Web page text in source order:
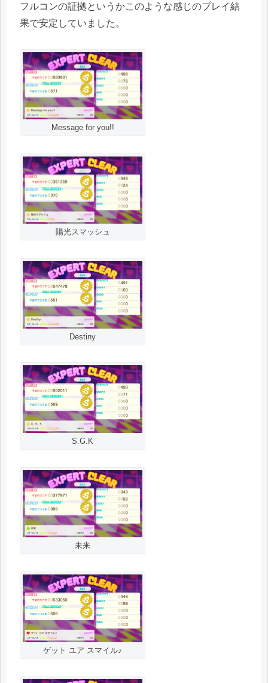
フルコンの証拠というかこのような感じのプレイ結
果で安定していました。
Message for you!!
陽光スマッシュ
Destiny
S.G.K
未来
ゲット ユア スマイル♪